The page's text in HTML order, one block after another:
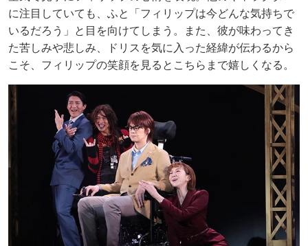
に注目していても、ふと「フィリップは今どんな気持ちで
いるだろう」と目を向けてしまう。また、彼が味わってき
た苦しみや悲しみ、ドリスを気に入った経緯が伝わるから
こそ、フィリップの笑顔を見るとこちらまで嬉しくなる。